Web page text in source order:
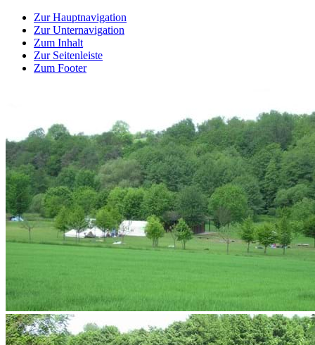
Zur Hauptnavigation
Zur Unternavigation
Zum Inhalt
Zur Seitenleiste
Zum Footer